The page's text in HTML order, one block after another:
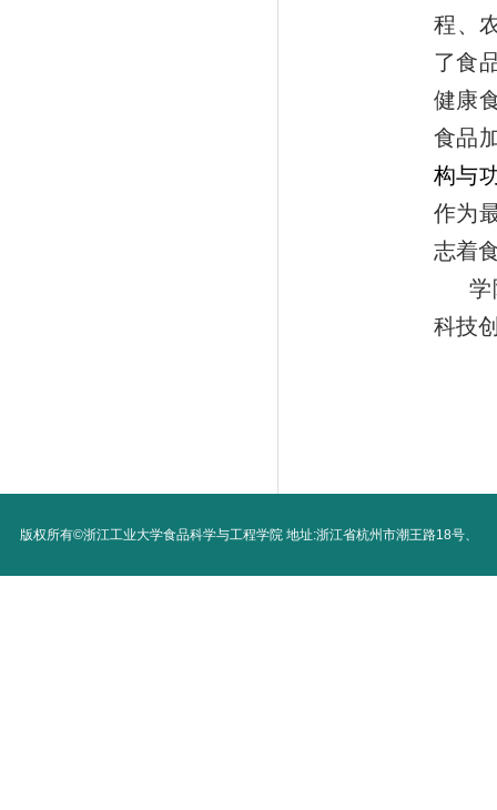
程、
了食
健康
食品
构与
作为
志着
学
科技
版权所有©浙江工业大学食品科学与工程学院 地址:浙江省杭州市潮王路18号、